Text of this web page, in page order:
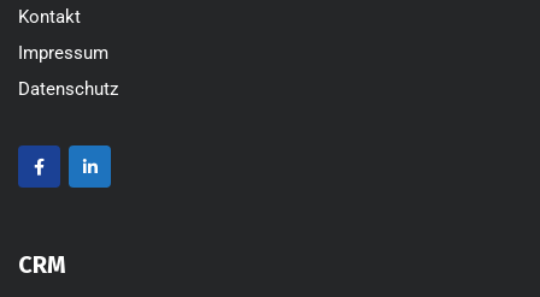
Kontakt
Impressum
Datenschutz
CRM